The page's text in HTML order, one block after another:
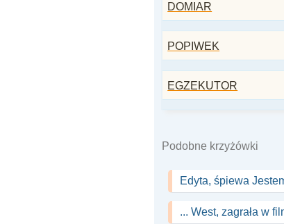
DOMIAR
POPIWEK
EGZEKUTOR
Podobne krzyżówki
Edyta, śpiewa
... West, zagrała w